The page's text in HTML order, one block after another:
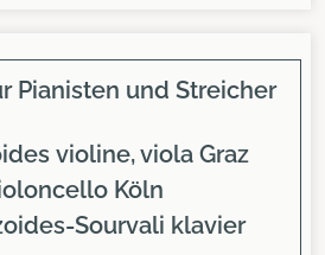
Pianisten und Streicher
violine, viola Graz
Köln
Sourvali klavier